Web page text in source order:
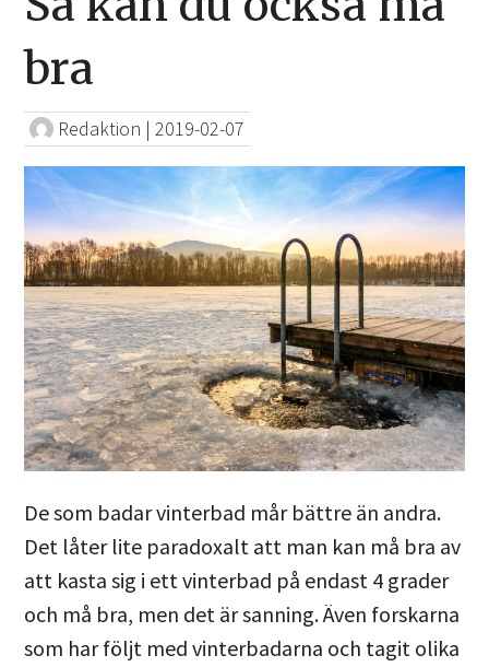
bra
Redaktion |2019-02-07
De som badar vinterbad mår bättre än andra.
Det låter lite paradoxalt att man kan må bra av
att kasta sig i ett vinterbad på endast 4 grader
och må bra, men det är sanning. Även forskarna
som har följt med vinterbadarna och tagit olika